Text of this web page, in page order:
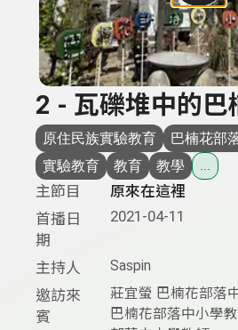
2 - 瓦礫堆中的巴
原住民族實驗教育 巴楠花部
實驗教育
教育 教學 ...
主節目
原來在這裡
首播日
期
2021-04-11
主持人 Saspin
邀訪來
賓
莊宜螢 巴楠花部落
巴楠花部落中小學